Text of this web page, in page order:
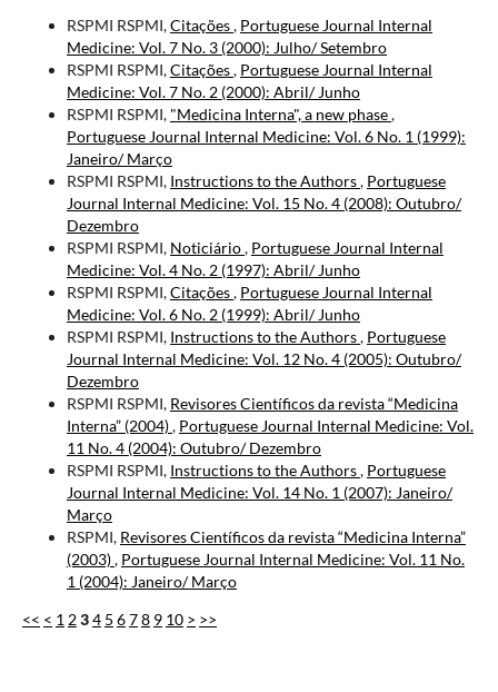
RSPMI RSPMI,Citações, Portuguese Journal Internal
Medicine: Vol. 7 No. 3 (2000): Julho/ Setembro
RSPMI RSPMI,Citações, Portuguese Journal Internal
Medicine: Vol. 7 No. 2 (2000): Abril/ Junho
RSPMI RSPMI, "Medicina Interna", a new phase,
Portuguese Journal Internal Medicine: Vol. 6 No. 1 (1999):
Janeiro/ Março
RSPMI RSPMI, Instructions to the Authors, Portuguese
Journal Internal Medicine: Vol. 15 No. 4 (2008): Outubro/
Dezembro
RSPMI RSPMI, Noticiário, Portuguese Journal Internal
Medicine: Vol. 4 No. 2 (1997): Abril/ Junho
RSPMI RSPMI,Citações, Portuguese Journal Internal
Medicine: Vol. 6 No. 2 (1999): Abril/ Junho
RSPMI RSPMI, Instructions to the Authors, Portuguese
Journal Internal Medicine: Vol. 12 No. 4 (2005): Outubro/
Dezembro
RSPMI RSPMI, Revisores Científicos da revista “Medicina
Interna” (2004), Portuguese Journal Internal Medicine: Vol.
11 No. 4 (2004): Outubro/ Dezembro
RSPMI RSPMI, Instructions to the Authors, Portuguese
Journal Internal Medicine: Vol. 14 No. 1 (2007): Janeiro/
Março
RSPMI, Revisores Científicos da revista “Medicina Interna”
(2003), Portuguese Journal Internal Medicine: Vol. 11 No.
1 (2004): Janeiro/ Março
<< < 1 234 5 678 9 10 > >>